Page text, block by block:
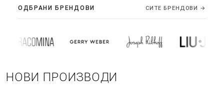
ОДБРАНИ БРЕНДОВИ СИТЕ БРЕНДОВИ →
НОВИ ПРОИЗВОДИ